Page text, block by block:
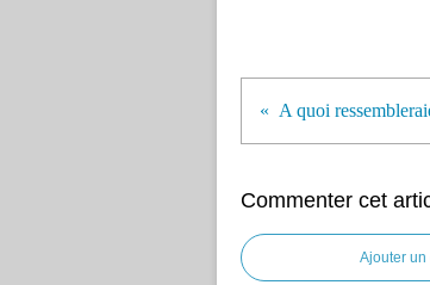
Commenter cet
Ajouter un